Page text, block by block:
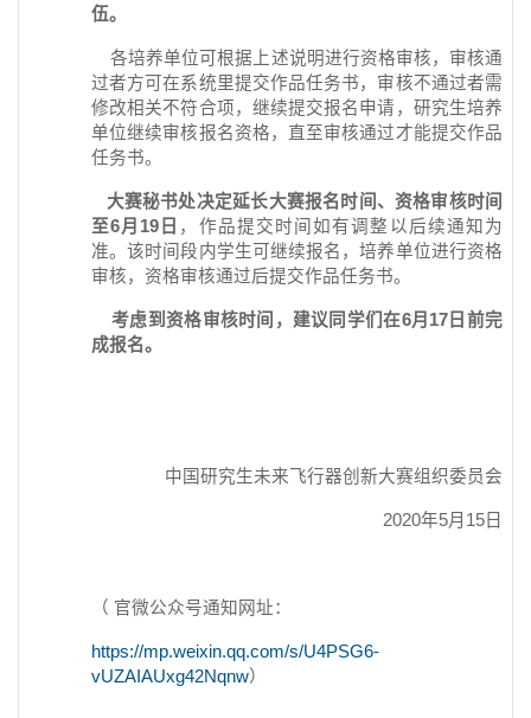
伍。
各培养单位可根据上述说明进行资格审核，审核通
过者方可在系统里提交作品任务书，审核不通过者需
修改相关不符合项，继续提交报名申请，研究生培养
单位继续审核报名资格，直至审核通过才能提交作品
任务书。
大赛秘书处决定延长大赛报名时间、资格审核时间
至6月19日 ，作品提交时间如有调整以后续通知为
准。该时间段内学生可继续报名，培养单位进行资格
审核，资格审核通过后提交作品任务书。
考虑到资格审核时间，建议同学们在6月17日前完
成报名。
中国研究生未来飞行器创新大赛组织委员会
2020年5月15日
（ 官微公众号通知网址：
https://mp.weixin.qq.com/s/U4PSG6-
vUZAIAUxg42Nqnw）